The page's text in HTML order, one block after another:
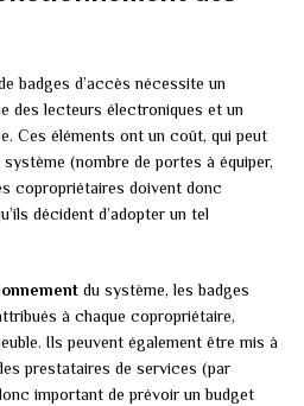
badges d’accès nécessite un
des lecteurs électroniques et un
Ces éléments ont un coût, qui peut
(nombre de portes à équiper,
copropriétaires doivent donc
décident d’adopter un tel
du système, les badges
à chaque copropriétaire,
Ils peuvent également être mis à
prestataires de services (par
important de prévoir un budget